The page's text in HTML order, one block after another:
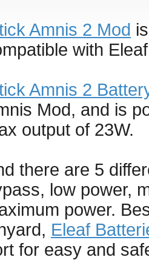
Amnis 2 Mod
with
Amnis 2
Mod, and is
output of 23W.
there are 5
low power,
power.
Eleaf
for easy and